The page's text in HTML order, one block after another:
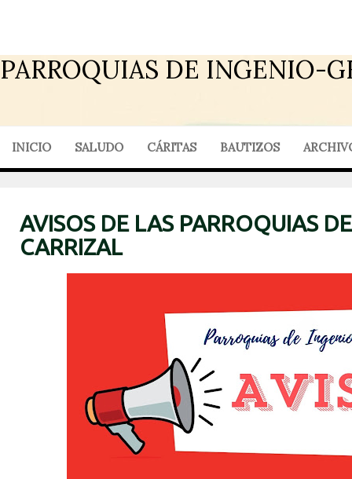
PARROQUIAS DE INGENIO-
INICIO SALUDO CÁRITAS BAUTIZOS
AVISOS DE LAS PARROQUIAS
CARRIZAL